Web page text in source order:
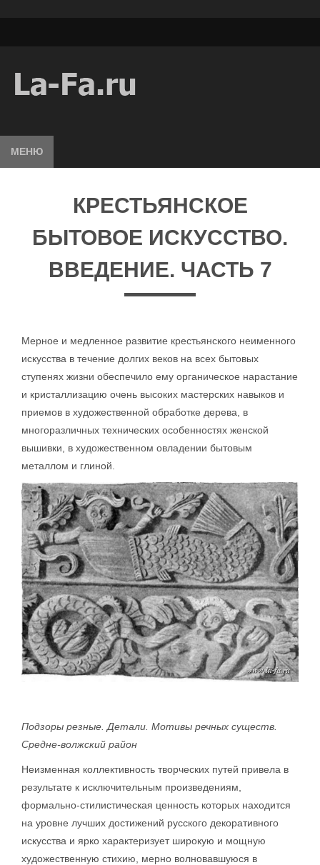
МЕНЮ
КРЕСТЬЯНСКОЕ
БЫТОВОЕ ИСКУССТВО.
ВВЕДЕНИЕ. ЧАСТЬ 7
Мерное и медленное развитие крестьянского неименного
искусства в течение долгих веков на всех бытовых
ступенях жизни обеспечило ему органическое нарастание
и кристаллизацию очень высоких мастерских навыков и
приемов в художественной обработке дерева, в
многоразличных технических особенностях женской
вышивки, в художественном овладении бытовым
металлом и глиной.
Подзоры резные. Детали. Мотивы речных существ.
Средне-волжский район
Неизменная коллективность творческих путей привела в
результате к исключительным произведениям,
формально-стилистическая ценность которых находится
на уровне лучших достижений русского декоративного
искусства и ярко характеризует широкую и мощную
художественную стихию, мерно волновавшуюся в